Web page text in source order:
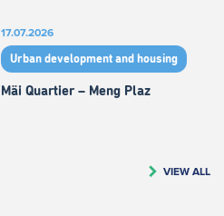
17.07.2026
Urban development and housing
Mäi Quartier – Meng Plaz
VIEW ALL